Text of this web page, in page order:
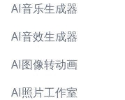
AI音乐生成器
AI音效生成器
AI图像转动画
AI照片工作室